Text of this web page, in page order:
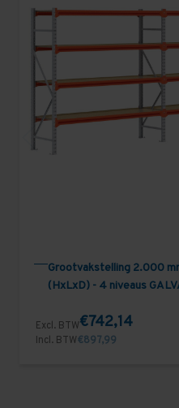
Grootvakstelling 2.000
(HxLxD) - 4 niveaus
Excl. BTW€742,14
Incl. BTW€897,99